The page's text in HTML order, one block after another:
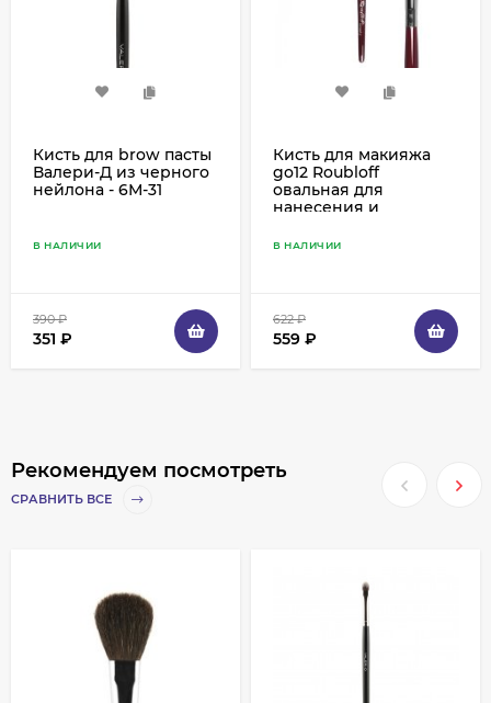
Кисть для brow пасты
Валери-Д из черного
нейлона - 6М-31
В НАЛИЧИИ
390₽
351 ₽
Кисть для макияжа
go12 Roubloff
овальная для
нанесения и
коза белая
В НАЛИЧИИ
622₽
559 ₽
Рекомендуем посмотреть
СРАВНИТЬ ВСЕ